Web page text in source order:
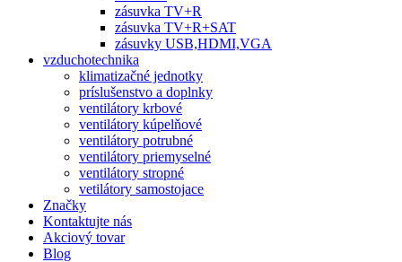
zásuvka TV+R
zásuvka TV+R+SAT
zásuvky USB,HDMI,VGA
vzduchotechnika
klimatizačné jednotky
príslušenstvo a doplnky
ventilátory krbové
ventilátory kúpelňové
ventilátory potrubné
ventilátory priemyselné
ventilátory stropné
vetilátory samostojace
Značky
Kontaktujte nás
Akciový tovar
Blog